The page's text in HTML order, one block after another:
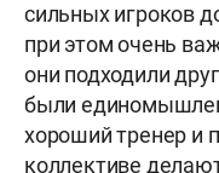
сильных игроков
при этом очень
они подходили
были
хороший тренер и
коллективе